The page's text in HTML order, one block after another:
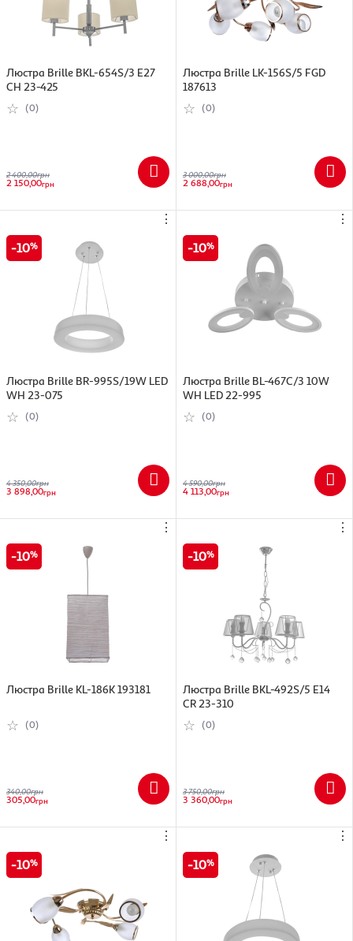
Люстра Brille BKL-654S/3 E27
CH 23-425
(0)
2 400,00грн
2 150,00грн
Люстра Brille LK-156S/5 FGD
187613
(0)
3 000,00грн
2 688,00грн
⋮
10
Люстра Brille BR-995S/19W LED
WH 23-075
(0)
4 350,00грн
3 898,00грн
⋮
10
Люстра Brille BL-467C/3 10W
WH LED 22-995
(0)
4 590,00грн
4 113,00грн
⋮
10
Люстра Brille KL-186K 193181
(0)
340,00грн
305,00грн
⋮
10
Люстра Brille BKL-492S/5 E14
CR 23-310
(0)
3 750,00грн
3 360,00грн
⋮
10
⋮
10